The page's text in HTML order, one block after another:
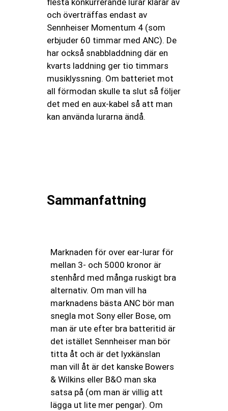
flesta konkurrerande lurar klarar av
och överträffas endast av
Sennheiser Momentum 4 (som
erbjuder 60 timmar med ANC). De
har också snabbladdning där en
kvarts laddning ger tio timmars
musiklyssning. Om batteriet mot
all förmodan skulle ta slut så följer
det med en aux-kabel så att man
kan använda lurarna ändå.
Sammanfattning
Marknaden för over ear-lurar för
mellan 3- och 5000 kronor är
stenhård med många ruskigt bra
alternativ. Om man vill ha
marknadens bästa ANC bör man
snegla mot Sony eller Bose, om
man är ute efter bra batteritid är
det istället Sennheiser man bör
titta åt och är det lyxkänslan
man vill åt är det kanske Bowers
& Wilkins eller B&O man ska
satsa på (om man är villig att
lägga ut lite mer pengar). Om